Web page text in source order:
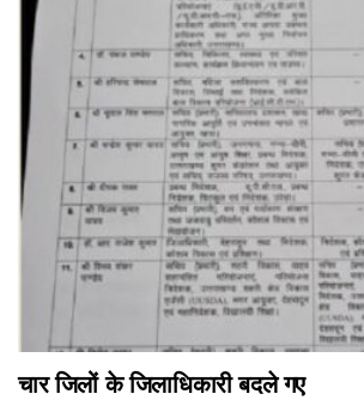
चार जिलों के जिलाधिकारी बदले गए